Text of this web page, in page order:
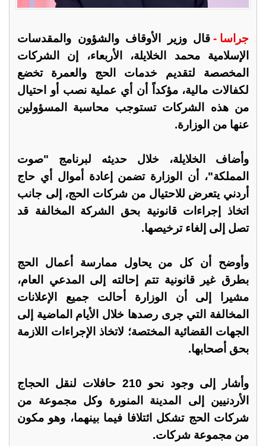
جراسا - قال وزير الأوقاف والشؤون والمقدسات
الإسلامية محمد الخلايلة، الأربعاء، إن الشركات
المخصصة لتقديم خدمات الحج والعمرة تخضع
لكفالات مالية، مؤكداً أن أي عملية نصب أو احتيال
من هذه الشركات تستوجب محاسبة المسؤولين
عنها من الوزارة.
وأضاف الخلايلة، خلال حديثه لبرنامج "صوت
المملكة"، أن الوزارة تضمن إعادة أموال أي حاج
أردني يتعرض للاحتيال من شركات الحج، إلى جانب
اتخاذ إجراءات قانونية بحق الشركة المخالفة قد
تصل إلى إلغاء ترخيصها.
وأوضح أن كل من يحاول ممارسة أعمال الحج
بطرق غير قانونية تتم إحالته إلى المدعي العام،
مشيرا إلى أن الوزارة أحالت جميع الإعلانات
المخالفة التي جرى رصدها خلال الأيام الماضية إلى
الجهات القضائية المختصة؛ لاتخاذ الإجراءات اللازمة
بحق أصحابها.
وأشار إلى وجود نحو 210 حافلات لنقل الحجاج
الأردنيين إلى المدينة المنورة وكل مجموعة من
شركات الحج تشكل ائتلافا فيما بينهما، وهو مكون
من مجموعة شركات.